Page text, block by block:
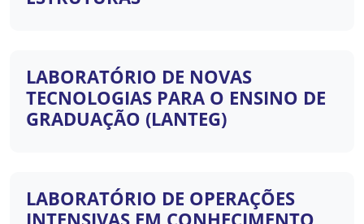
LABORATÓRIO DE NOVAS
TECNOLOGIAS PARA O ENSINO DE
GRADUAÇÃO (LANTEG)
LABORATÓRIO DE OPERAÇÕES